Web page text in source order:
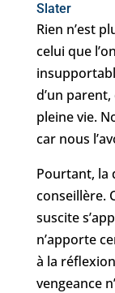
Slater
Rien n’est
celui que
d’un
pleine vie.
car nous
Pourtant, la
conseillère.
suscite
n’apporte
à la
vengeance